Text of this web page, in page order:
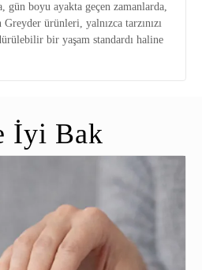
gün boyu ayakta geçen zamanlarda,
ürünleri, yalnızca tarzınızı
bir yaşam standardı haline
İyi Bak